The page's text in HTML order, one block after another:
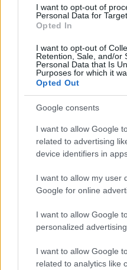
I want to opt-out of
Personal Data for
Opted In
I want to opt-out of
Retention, Sale, and/or
Personal Data that Is
Purposes for which it
Opted Out
Google consents
I want to allow Google
related to advertising
device identifiers in
I want to allow my user
Google for online
I want to allow Google
personalized advertising.
I want to allow Google
related to analytics like
dalla Francia,
aumentato i fondi
anticrimine per la lotta
illegale; ha stipulato
l’Albania, Paese di
richiedenti asilo
rafforzamento del
controlli di frontiera
Tirana; ha attivato più
rimpatrio dei
E lo scorso novembre
in base al
63 milioni di sterline
francesi del Canale